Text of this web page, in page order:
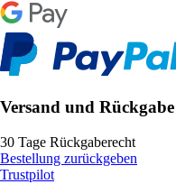
Versand und Rückgabe
30 Tage Rückgaberecht
Bestellung zurückgeben
Trustpilot